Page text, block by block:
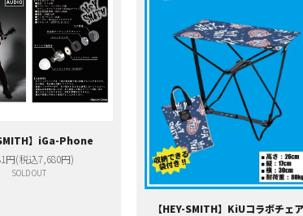
SMITH】iGa-Phone
円(税込7,680円)
SOLD OUT
【HEY-SMITH】KiUコラボチェア